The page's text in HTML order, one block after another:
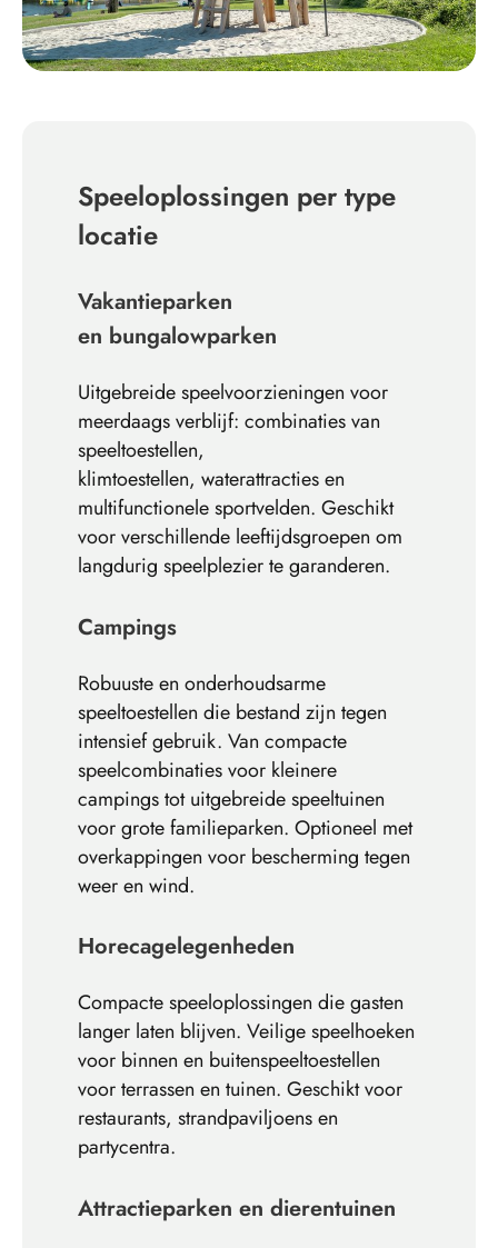
Speeloplossingen per type
locatie
Vakantieparken
en bungalowparken
Uitgebreide speelvoorzieningen voor
meerdaags verblijf: combinaties van
speeltoestellen,
klimtoestellen, waterattracties en
multifunctionele sportvelden. Geschikt
voor verschillende leeftijdsgroepen om
langdurig speelplezier te garanderen.
Campings
Robuuste en onderhoudsarme
speeltoestellen die bestand zijn tegen
intensief gebruik. Van compacte
speelcombinaties voor kleinere
campings tot uitgebreide speeltuinen
voor grote familieparken. Optioneel met
overkappingen voor bescherming tegen
weer en wind.
Horecagelegenheden
Compacte speeloplossingen die gasten
langer laten blijven. Veilige speelhoeken
voor binnen en buitenspeeltoestellen
voor terrassen en tuinen. Geschikt voor
restaurants, strandpaviljoens en
partycentra.
Attractieparken en dierentuinen